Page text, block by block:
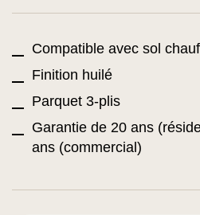
Compatible avec sol
Finition huilé
Parquet 3-plis
Garantie de 20 ans
ans (commercial)